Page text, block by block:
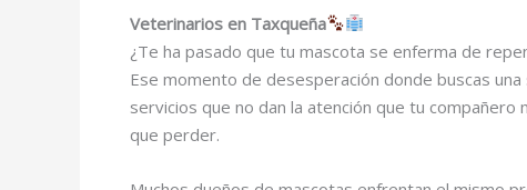
Veterinarios en Taxqueña
¿Te ha pasado que tu mascota se enferma de
Ese momento de desesperación donde buscas
servicios que no dan la atención que tu
que perder.